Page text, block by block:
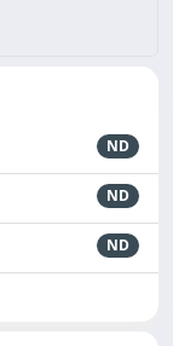
ND
ND
ND